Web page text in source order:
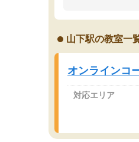
山下駅の教室一
オンラインコ
対応エリア